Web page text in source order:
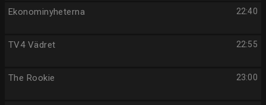
22:40
Ekonominyheterna
22:55
TV4 Vädret
23:00
The Rookie